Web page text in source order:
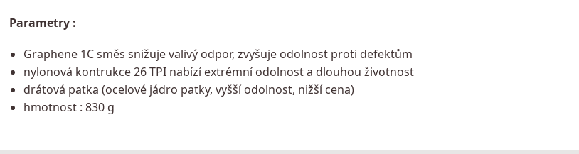
Parametry :
Graphene 1C směs snižuje valivý odpor, zvyšuje odolnost proti defektům
nylonová kontrukce 26 TPI nabízí extrémní odolnost a dlouhou životnost
drátová patka (ocelové jádro patky, vyšší odolnost, nižší cena)
hmotnost : 830 g